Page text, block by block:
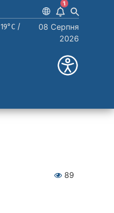
1
19°C /
08 Серпня
2026
89